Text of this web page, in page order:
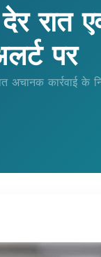
देर
पर
कार्रवाई के